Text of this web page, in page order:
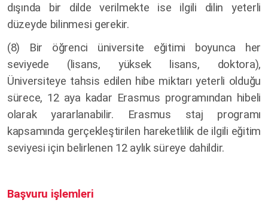
dışında bir dilde verilmekte ise ilgili dilin yeterli
düzeyde bilinmesi gerekir.
(8) Bir öğrenci üniversite eğitimi boyunca her
seviyede (lisans, yüksek lisans, doktora),
Üniversiteye tahsis edilen hibe miktarı yeterli olduğu
sürece, 12 aya kadar Erasmus programından hibeli
olarak yararlanabilir. Erasmus staj programı
kapsamında gerçekleştirilen hareketlilik de ilgili eğitim
seviyesi için belirlenen 12 aylık süreye dahildir.
Başvuru işlemleri